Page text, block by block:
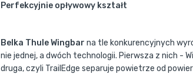
Perfekcyjnie opływowy kształt
Belka Thule Wingbar na tle konkurencyjnych
nie jednej, a dwóch technologii. Pierwsza z nich -
druga, czyli TrailEdge separuje powietrze od